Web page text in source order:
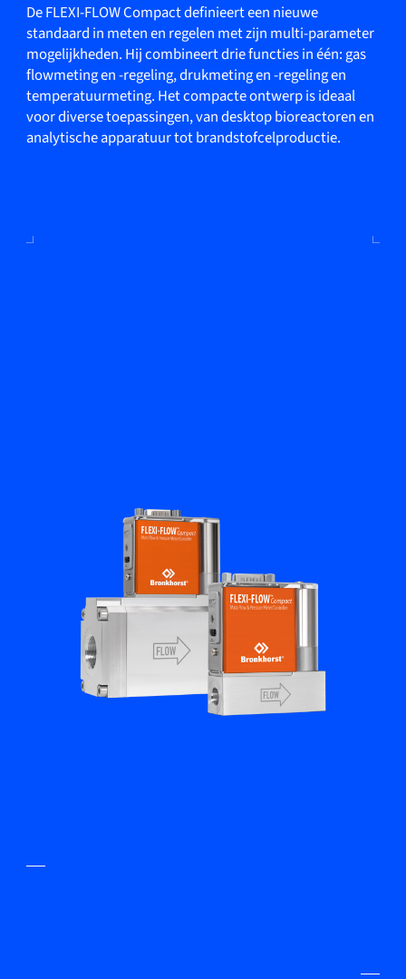
De FLEXI-FLOW Compact definieert een nieuwe
standaard in meten en regelen met zijn multi-parameter
mogelijkheden. Hij combineert drie functies in één: gas
flowmeting en -regeling, drukmeting en -regeling en
temperatuurmeting. Het compacte ontwerp is ideaal
voor diverse toepassingen, van desktop bioreactoren en
analytische apparatuur tot brandstofcelproductie.